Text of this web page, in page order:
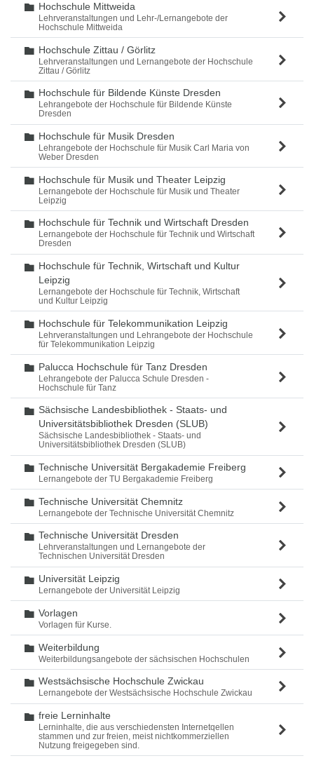
Ordner
Hochschule Mittweida
Lehrveranstaltungen und Lehr-/Lernangebote der
Hochschule Mittweida
Ordner
Hochschule Zittau / Görlitz
Lehrveranstaltungen und Lernangebote der Hochschule
Zittau / Görlitz
Ordner
Hochschule für Bildende Künste Dresden
Lehrangebote der Hochschule für Bildende Künste
Dresden
Ordner
Hochschule für Musik Dresden
Lehrangebote der Hochschule für Musik Carl Maria von
Weber Dresden
Ordner
Hochschule für Musik und Theater Leipzig
Lernangebote der Hochschule für Musik und Theater
Leipzig
Ordner
Hochschule für Technik und Wirtschaft Dresden
Lernangebote der Hochschule für Technik und Wirtschaft
Dresden
Ordner
Hochschule für Technik, Wirtschaft und Kultur
Leipzig
Lernangebote der Hochschule für Technik, Wirtschaft
und Kultur Leipzig
Ordner
Hochschule für Telekommunikation Leipzig
Lehrveranstaltungen und Lehrangebote der Hochschule
für Telekommunikation Leipzig
Ordner
Palucca Hochschule für Tanz Dresden
Lehrangebote der Palucca Schule Dresden -
Hochschule für Tanz
Ordner
Sächsische Landesbibliothek - Staats- und
Universitätsbibliothek Dresden (SLUB)
Sächsische Landesbibliothek - Staats- und
Universitätsbibliothek Dresden (SLUB)
Ordner
Technische Universität Bergakademie Freiberg
Lernangebote der TU Bergakademie Freiberg
Ordner
Technische Universität Chemnitz
Lernangebote der Technische Universität Chemnitz
Ordner
Technische Universität Dresden
Lehrveranstaltungen und Lernangebote der
Technischen Universität Dresden
Ordner
Universität Leipzig
Lernangebote der Universität Leipzig
Ordner
Vorlagen
Vorlagen für Kurse.
Ordner
Weiterbildung
Weiterbildungsangebote der sächsischen Hochschulen
Ordner
Westsächsische Hochschule Zwickau
Lernangebote der Westsächsische Hochschule Zwickau
Ordner
freie Lerninhalte
Lerninhalte, die aus verschiedensten Internetqellen
stammen und zur freien, meist nichtkommerziellen
Nutzung freigegeben sind.